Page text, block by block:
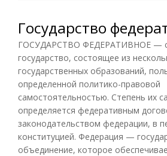
Государство
ГОСУДАРСТВО ФЕДЕРАТИВНОЕ —
государство, состоящее из
государственных образований,
определенной политико-правовой
самостоятельностью. Степень их
определяется федеративным
законодательством федерации, в
конституцией. Федерация —
объединение, которое